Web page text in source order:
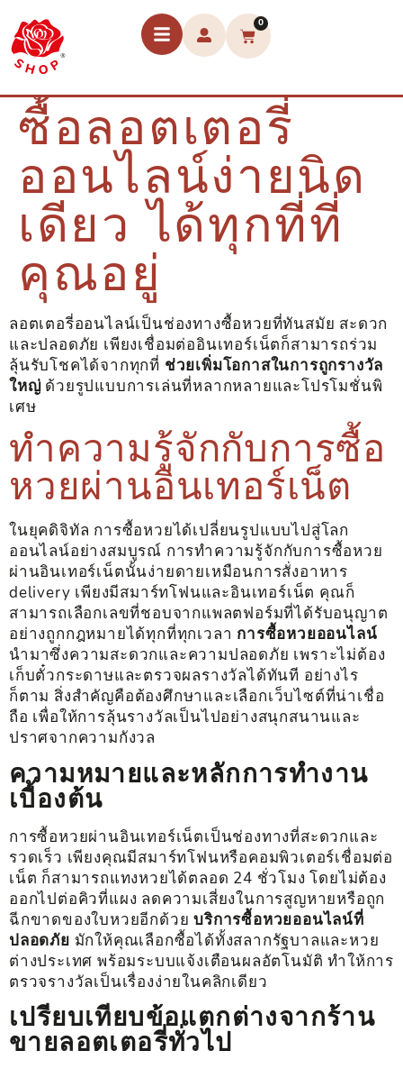
0
ซื้อลอตเตอรี่
ออนไลน์ง่ายนิด
เดียว ได้ทุกที่ที่
คุณอยู่
ลอตเตอรี่ออนไลน์เป็นช่องทางซื้อหวยที่ทันสมัย สะดวก
และปลอดภัย เพียงเชื่อมต่ออินเทอร์เน็ตก็สามารถร่วม
ลุ้นรับโชคได้จากทุกที่ ช่วยเพิ่มโอกาสในการถูกรางวัล
ใหญ่ด้วยรูปแบบการเล่นที่หลากหลายและโปรโมชั่นพิ
เศษ
ทำความรู้จักกับการซื้อ
หวยผ่านอินเทอร์เน็ต
ในยุคดิจิทัล การซื้อหวยได้เปลี่ยนรูปแบบไปสู่โลก
ออนไลน์อย่างสมบูรณ์ การทำความรู้จักกับการซื้อหวย
ผ่านอินเทอร์เน็ตนั้นง่ายดายเหมือนการสั่งอาหาร
delivery เพียงมีสมาร์ทโฟนและอินเทอร์เน็ต คุณก็
สามารถเลือกเลขที่ชอบจากแพลตฟอร์มที่ได้รับอนุญาต
อย่างถูกกฎหมายได้ทุกที่ทุกเวลา การซื้อหวยออนไลน์
นำมาซึ่งความสะดวกและความปลอดภัย เพราะไม่ต้อง
เก็บตั๋วกระดาษและตรวจผลรางวัลได้ทันที อย่างไร
ก็ตาม สิ่งสำคัญคือต้องศึกษาและเลือกเว็บไซต์ที่น่าเชื่อ
ถือ เพื่อให้การลุ้นรางวัลเป็นไปอย่างสนุกสนานและ
ปราศจากความกังวล
ความหมายและหลักการทำงาน
เบื้องต้น
การซื้อหวยผ่านอินเทอร์เน็ตเป็นช่องทางที่สะดวกและ
รวดเร็ว เพียงคุณมีสมาร์ทโฟนหรือคอมพิวเตอร์เชื่อมต่อ
เน็ต ก็สามารถแทงหวยได้ตลอด 24 ชั่วโมง โดยไม่ต้อง
ออกไปต่อคิวที่แผง ลดความเสี่ยงในการสูญหายหรือถูก
ฉีกขาดของใบหวยอีกด้วยบริการซื้อหวยออนไลน์ที่
ปลอดภัย มักให้คุณเลือกซื้อได้ทั้งสลากรัฐบาลและหวย
ต่างประเทศ พร้อมระบบแจ้งเตือนผลอัตโนมัติ ทำให้การ
ตรวจรางวัลเป็นเรื่องง่ายในคลิกเดียว
เปรียบเทียบข้อแตกต่างจากร้าน
ขายลอตเตอรี่ทั่วไป